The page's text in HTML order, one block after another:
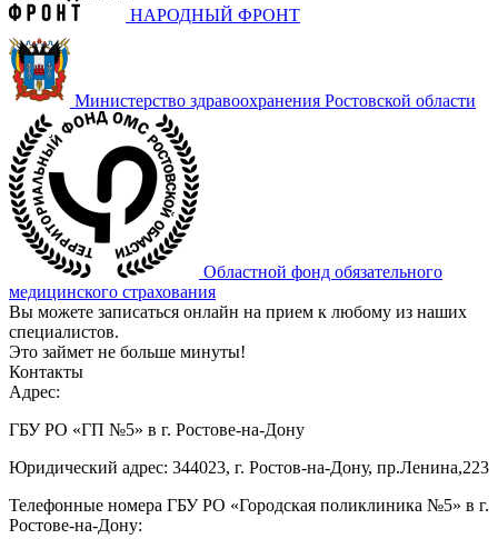
НАРОДНЫЙ ФРОНТ
Министерство здравоохранения Ростовской области
Областной фонд обязательного
медицинского страхования
Вы можете записаться онлайн на прием к любому из наших
специалистов.
Это займет не больше минуты!
Контакты
Адрес:
ГБУ РО «ГП №5» в г. Ростове-на-Дону
Юридический адрес: 344023, г. Ростов-на-Дону, пр.Ленина,223
Телефонные номера ГБУ РО «Городская поликлиника №5» в г.
Ростове-на-Дону: